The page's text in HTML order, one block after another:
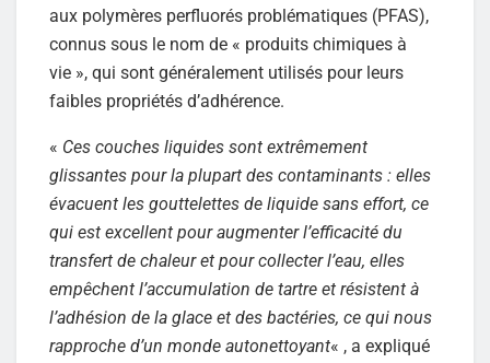
aux polymères perfluorés problématiques (PFAS),
connus sous le nom de « produits chimiques à
vie », qui sont généralement utilisés pour leurs
faibles propriétés d’adhérence.
« Ces couches liquides sont extrêmement
glissantes pour la plupart des contaminants : elles
évacuent les gouttelettes de liquide sans effort, ce
qui est excellent pour augmenter l’efficacité du
transfert de chaleur et pour collecter l’eau, elles
empêchent l’accumulation de tartre et résistent à
l’adhésion de la glace et des bactéries, ce qui nous
rapproche d’un monde autonettoyant« , a expliqué